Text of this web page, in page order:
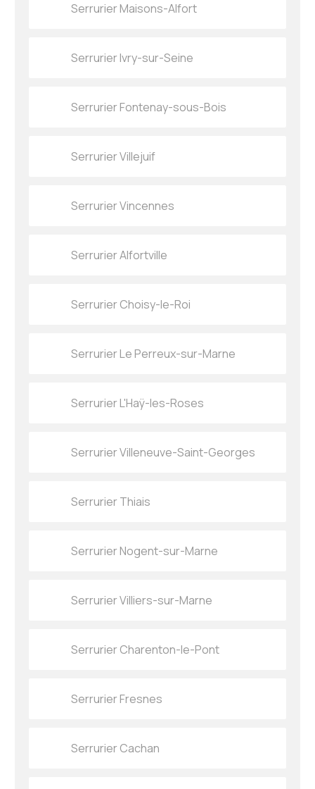
Serrurier Maisons-Alfort
Serrurier Ivry-sur-Seine
Serrurier Fontenay-sous-Bois
Serrurier Villejuif
Serrurier Vincennes
Serrurier Alfortville
Serrurier Choisy-le-Roi
Serrurier Le Perreux-sur-Marne
Serrurier L'Haÿ-les-Roses
Serrurier Villeneuve-Saint-Georges
Serrurier Thiais
Serrurier Nogent-sur-Marne
Serrurier Villiers-sur-Marne
Serrurier Charenton-le-Pont
Serrurier Fresnes
Serrurier Cachan